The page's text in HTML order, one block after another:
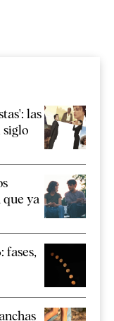
las
siglo
que ya
fases,